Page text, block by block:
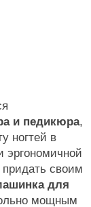
и педикюра,
ногтей в
эргономичной
своим
для
мощным